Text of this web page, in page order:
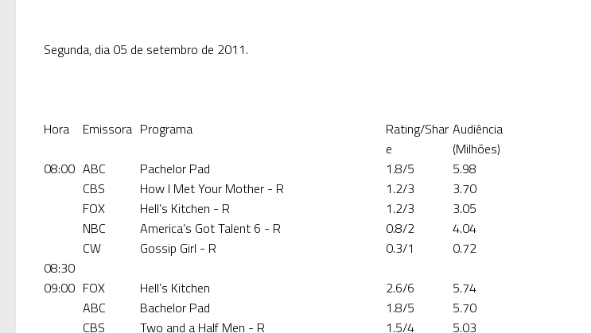
Segunda, dia 05 de setembro de 2011.
Hora Emissora Programa
Rating/Shar
e
Audiência
(Milhões)
08:00 ABC Pachelor Pad 1.8/5
5.98
CBS
How I Met Your Mother - R 1.2/3
3.70
FOX
Hell’s Kitchen - R 1.2/3
3.05
NBC
America’s Got Talent 6 - R 0.8/2
4.04
CW
Gossip Girl - R 0.3/1
0.72
08:30
09:00 FOX Hell’s Kitchen 2.6/6
5.74
ABC
Bachelor Pad 1.8/5
5.70
CBS
Two and a Half Men - R 1.5/4
5.03